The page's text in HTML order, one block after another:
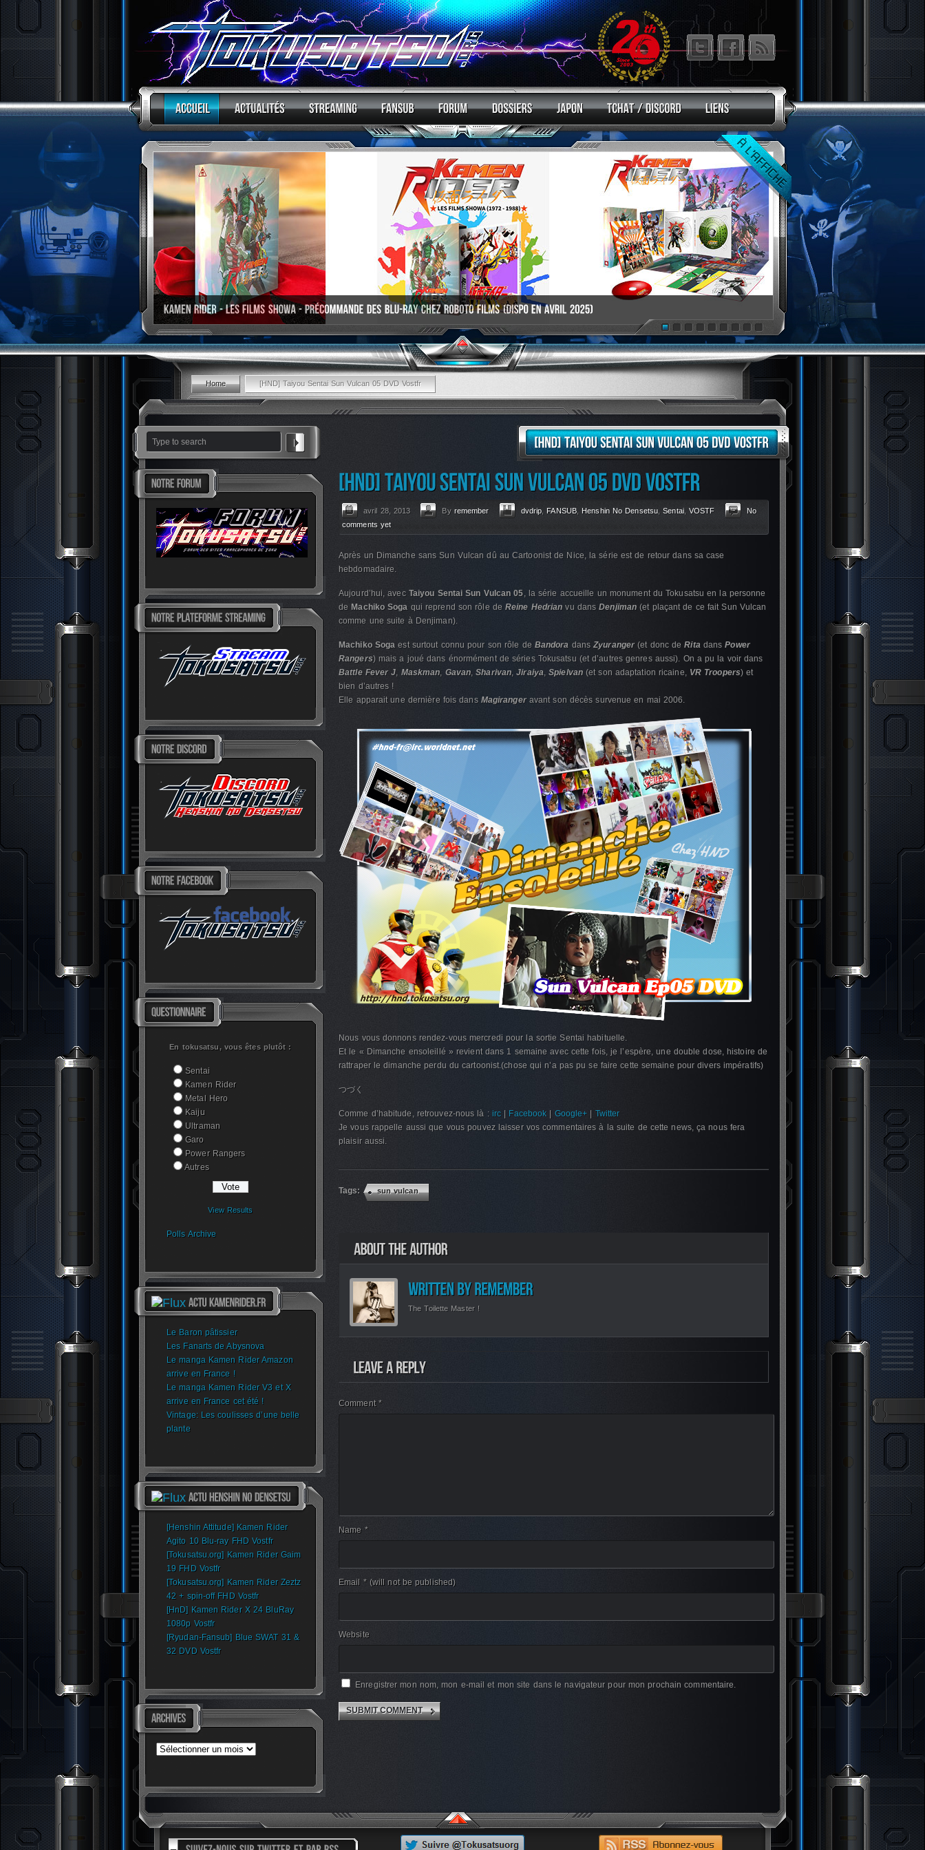
Home [HND] Taiyou Sentai Sun Vulcan 05 DVD Vostfr
En tokusatsu, vous êtes plutôt :
Sentai
Kamen Rider
Metal Hero
Kaiju
Ultraman
Garo
Power Rangers
Autres
View Results
Polls Archive
Le Baron pâtissier
Les Fanarts de Abysnova
Le manga Kamen Rider Amazon
arrive en France !
Le manga Kamen Rider V3 et X
arrive en France cet été !
Vintage: Les coulisses d’une belle
plante
[Henshin Attitude] Kamen Rider
Agito 10 Blu-ray FHD Vostfr
[Tokusatsu.org] Kamen Rider Gaim
19 FHD Vostfr
[Tokusatsu.org] Kamen Rider Zeztz
42 + spin-off FHD Vostfr
[HnD] Kamen Rider X 24 BluRay
1080p Vostfr
[Ryudan-Fansub] Blue SWAT 31 &
32 DVD Vostfr
Archives
avril 28, 2013 By remember dvdrip ,FANSUB, Henshin No Densetsu ,Sentai,VOSTF
No
comments yet
Après un Dimanche sans Sun Vulcan dû au Cartoonist de Nice, la série est de retour dans sa case
hebdomadaire.
Aujourd’hui, avec Taiyou Sentai Sun Vulcan 05, la série accueille un monument du Tokusatsu en la personne
de Machiko Soga qui reprend son rôle deReine Hedrian vu dansDenjiman (et plaçant de ce fait Sun Vulcan
comme une suite à Denjiman).
Machiko Soga est surtout connu pour son rôle de Bandora dansZyuranger(et donc deRitadansPower
Rangers) mais a joué dans énormément de séries Tokusatsu (et d’autres genres aussi). On a pu la voir dans
Battle Fever J, Maskman, Gavan,Sharivan,Jiraiya,Spielvan(et son adaptation ricaine, VR Troopers) et
bien d’autres !
Elle apparait une dernière fois dans Magirangeravant son décès survenue en mai 2006.
Nous vous donnons rendez-vous mercredi pour la sortie Sentai habituelle.
Et le « Dimanche ensoleillé » revient dans 1 semaine avec cette fois, je l’espère, une double dose, histoire de
rattraper le dimanche perdu du cartoonist.(chose qui n’a pas pu se faire cette semaine pour divers impératifs)
つづく
Comme d’habitude, retrouvez-nous là : irc | Facebook Google+
Twitter
Je vous rappelle aussi que vous pouvez laisser vos commentaires à la suite de cette news, ça nous fera
plaisir aussi.
Tags: sun vulcan
The Toilette Master !
Comment *
Name *
Email * (will not be published)
Website
Enregistrer mon nom, mon e-mail et mon site dans le navigateur pour mon prochain commentaire.